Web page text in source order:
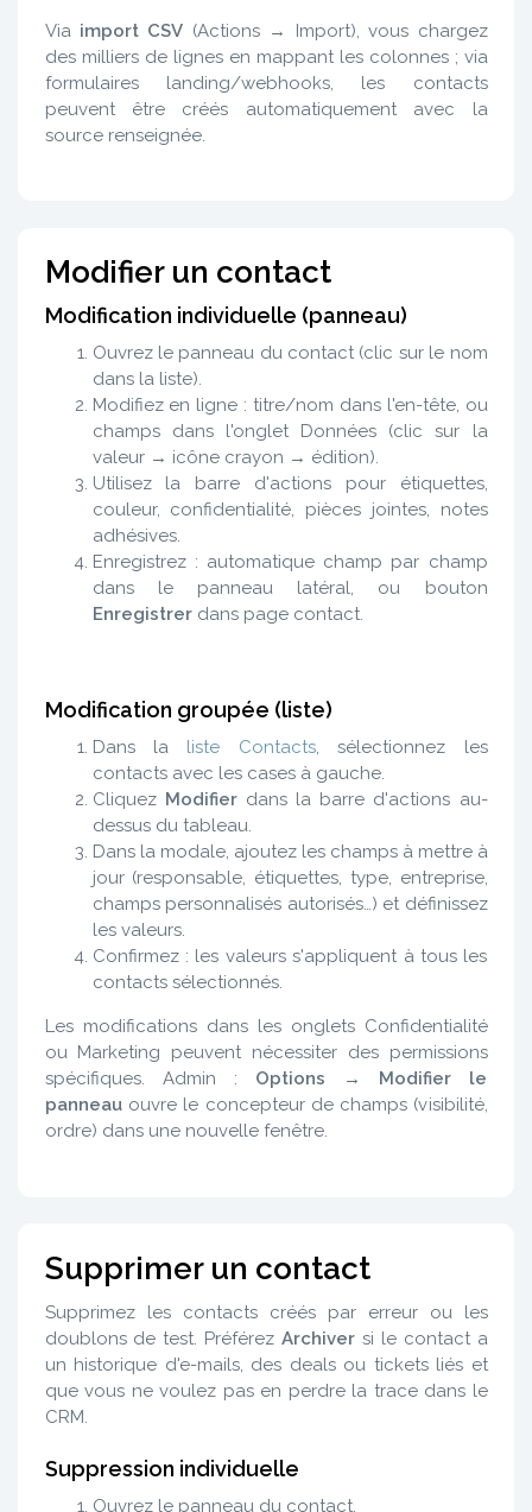
Via import CSV (Actions → Import), vous chargez
des milliers de lignes en mappant les colonnes ; via
formulaires landing/webhooks, les contacts
peuvent être créés automatiquement avec la
source renseignée.
Modifier un contact
Modification individuelle (panneau)
Ouvrez le panneau du contact (clic sur le nom
dans la liste).
Modifiez en ligne : titre/nom dans l'en-tête, ou
champs dans l'onglet Données (clic sur la
valeur → icône crayon → édition).
Utilisez la barre d'actions pour étiquettes,
couleur, confidentialité, pièces jointes, notes
adhésives.
Enregistrez : automatique champ par champ
dans le panneau latéral, ou bouton
Enregistrerdans page contact.
Modification groupée (liste)
Dans la liste Contacts, sélectionnez les
contacts avec les cases à gauche.
Cliquez Modifierdans la barre d'actions au-
dessus du tableau.
Dans la modale, ajoutez les champs à mettre à
jour (responsable, étiquettes, type, entreprise,
champs personnalisés autorisés…) et définissez
les valeurs.
Confirmez : les valeurs s'appliquent à tous les
contacts sélectionnés.
Les modifications dans les onglets Confidentialité
ou Marketing peuvent nécessiter des permissions
spécifiques. Admin : Options → Modifier le
panneauouvre le concepteur de champs (visibilité,
ordre) dans une nouvelle fenêtre.
Supprimer un contact
Supprimez les contacts créés par erreur ou les
doublons de test. Préférez Archiver si le contact a
un historique d'e-mails, des deals ou tickets liés et
que vous ne voulez pas en perdre la trace dans le
CRM.
Suppression individuelle
Ouvrez le panneau du contact.